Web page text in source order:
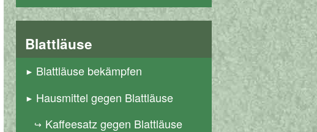
Blattläuse
Blattläuse bekämpfen
Hausmittel gegen Blattläuse
Kaffeesatz gegen Blattläuse